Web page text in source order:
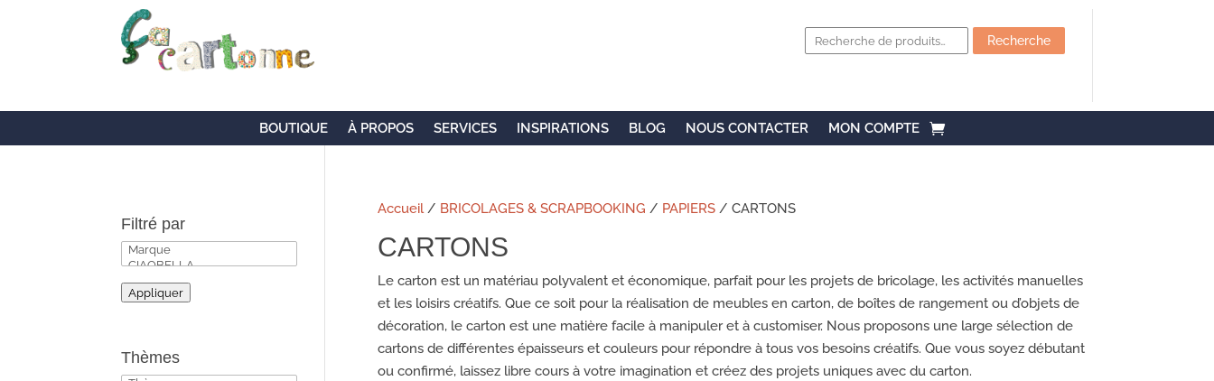
pour :
Recherche
BOUTIQUE À PROPOS SERVICES INSPIRATIONS BLOG NOUS CONTACTER MON COMPTE
Accueil/ BRICOLAGES & SCRAPBOOKING / PAPIERS/ CARTONS
CARTONS
Le carton est un matériau polyvalent et économique, parfait pour les projets de bricolage, les activités manuelles
et les loisirs créatifs. Que ce soit pour la réalisation de meubles en carton, de boîtes de rangement ou d’objets de
décoration, le carton est une matière facile à manipuler et à customiser. Nous proposons une large sélection de
cartons de différentes épaisseurs et couleurs pour répondre à tous vos besoins créatifs. Que vous soyez débutant
ou confirmé, laissez libre cours à votre imagination et créez des projets uniques avec du carton.
Filtré par
Appliquer
Thèmes